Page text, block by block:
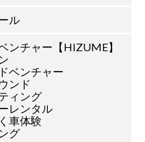
ル
ンチャー【HIZUME】
ベンチャー
ンド
ィング
レンタル
車体験
グ